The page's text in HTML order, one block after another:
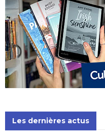
Les dernières actus